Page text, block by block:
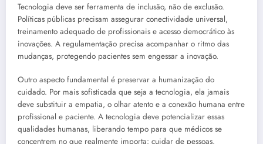
Tecnologia deve ser ferramenta de inclusão, não de exclusão.
Políticas públicas precisam assegurar conectividade universal,
treinamento adequado de profissionais e acesso democrático às
inovações. A regulamentação precisa acompanhar o ritmo das
mudanças, protegendo pacientes sem engessar a inovação.
Outro aspecto fundamental é preservar a humanização do
cuidado. Por mais sofisticada que seja a tecnologia, ela jamais
deve substituir a empatia, o olhar atento e a conexão humana entre
profissional e paciente. A tecnologia deve potencializar essas
qualidades humanas, liberando tempo para que médicos se
concentrem no que realmente importa: cuidar de pessoas.